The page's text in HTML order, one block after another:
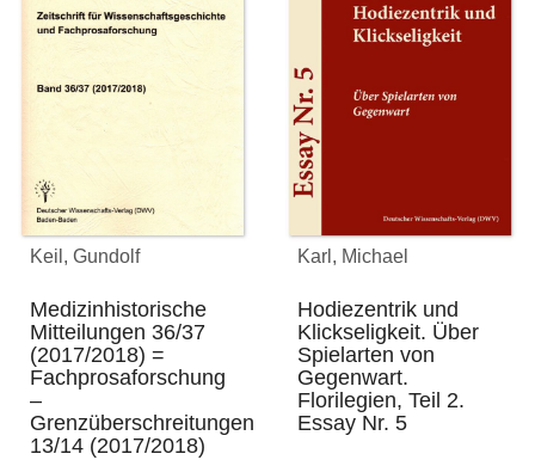
Keil, Gundolf
Medizinhistorische
Mitteilungen 36/37
(2017/2018) =
Fachprosaforschung
–
Grenzüberschreitungen
13/14 (2017/2018)
Karl, Michael
Hodiezentrik und
Klickseligkeit. Über
Spielarten von
Gegenwart.
Florilegien, Teil 2.
Essay Nr. 5